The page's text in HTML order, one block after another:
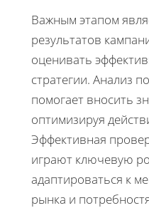
Важным этапом
результатов
оценивать
стратегии. Анализ
помогает вносить
оптимизируя
Эффективная
играют ключевую
адаптироваться к
рынка и